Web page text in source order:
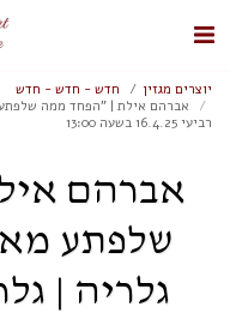
יוצרים מגזין
חדש - חדש - חדש
אברהם אילת | "הפחד ממה שלפתע
רביעי 16.4.25 בשעה 13:00
אברהם
שלפתע
גלריה |